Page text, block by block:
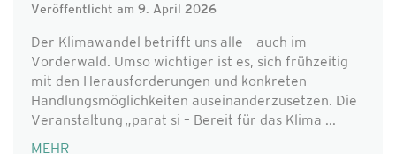
Veröffentlicht am 9. April 2026
Der Klimawandel betrifft uns alle – auch im
Vorderwald. Umso wichtiger ist es, sich frühzeitig
mit den Herausforderungen und konkreten
Handlungsmöglichkeiten auseinanderzusetzen. Die
Veranstaltung „parat si – Bereit für das Klima ...
MEHR